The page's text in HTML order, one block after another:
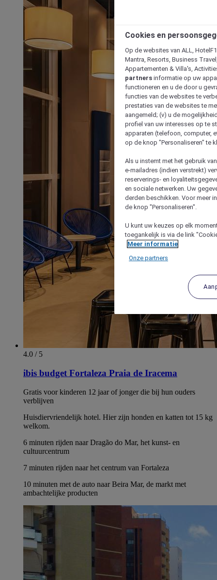
4.0 / 5
ibis budget Fortaleza Praia de Iracema
Gratis voor kinderen 12 jaar of jonger die bij hun ouders
verblijven
Huisdiervriendelijk hotel. Hier zijn honden en katten tot 15 kg
welkom.
6 minuten rijden naar Dragão do Mar, het kunst- en
cultuurcentrum
7 minuten rijden naar het centrum van Fortaleza
10 minuten met de auto naar Beira Mar, de markt met
ambachtelijke producten
Cookies en
Op de websites van ALL,
Mantra, Resorts, Business
Appartementen & Villa's,
partners informatie op uw
functioneren en u de door u
functies van de websites te
prestaties van de websites te
aangemeld; (v) u de
profiel van uw interesses op te
apparaten (telefoon, computer,
op de knop "Personaliseren" te
Als u instemt met het gebruik
e-mailadres (indien verstrekt)
reserverings- en
en sociale netwerken. Uw
derden beschikken. Voor meer
de knop "Personaliseren".
U kunt uw keuzes op elk
toegankelijk is via de link
Meer informatie
Onze partners